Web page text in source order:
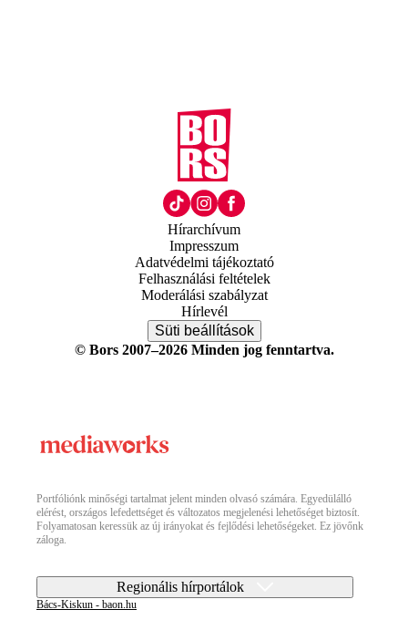
Hírarchívum
Impresszum
Adatvédelmi tájékoztató
Felhasználási feltételek
Moderálási szabályzat
Hírlevél
Süti beállítások
© Bors 2007–2026 Minden jog fenntartva.
Portfóliónk minőségi tartalmat jelent minden olvasó számára. Egyedülálló
elérést, országos lefedettséget és változatos megjelenési lehetőséget biztosít.
Folyamatosan keressük az új irányokat és fejlődési lehetőségeket. Ez jövőnk
záloga.
Regionális hírportálok
Bács-Kiskun - baon.hu